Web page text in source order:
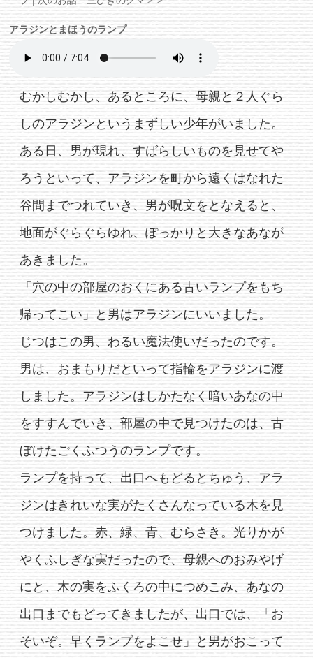
アラジンとまほうのランプ
むかしむかし、あるところに、母親と２人ぐら
しのアラジンというまずしい少年がいました。
ある日、男が現れ、すばらしいものを見せてや
ろうといって、アラジンを町から遠くはなれた
谷間までつれていき、男が呪文をとなえると、
地面がぐらぐらゆれ、ぽっかりと大きなあなが
あきました。
「穴の中の部屋のおくにある古いランプをもち
帰ってこい」と男はアラジンにいいました。
じつはこの男、わるい魔法使いだったのです。
男は、おまもりだといって指輪をアラジンに渡
しました。アラジンはしかたなく暗いあなの中
をすすんでいき、部屋の中で見つけたのは、古
ぼけたごくふつうのランプです。
ランプを持って、出口へもどるとちゅう、アラ
ジンはきれいな実がたくさんなっている木を見
つけました。赤、緑、青、むらさき。光りかが
やくふしぎな実だったので、母親へのおみやげ
にと、木の実をふくろの中につめこみ、あなの
出口までもどってきましたが、出口では、「お
そいぞ。早くランプをよこせ」と男がおこって